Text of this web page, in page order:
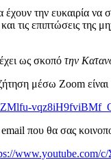
την ευκαιρία
τις επιπτώσεις της
ως σκοπό την
μέσω Zoom είναι
tZMlfu-
που θα σας
www.youtube.com/